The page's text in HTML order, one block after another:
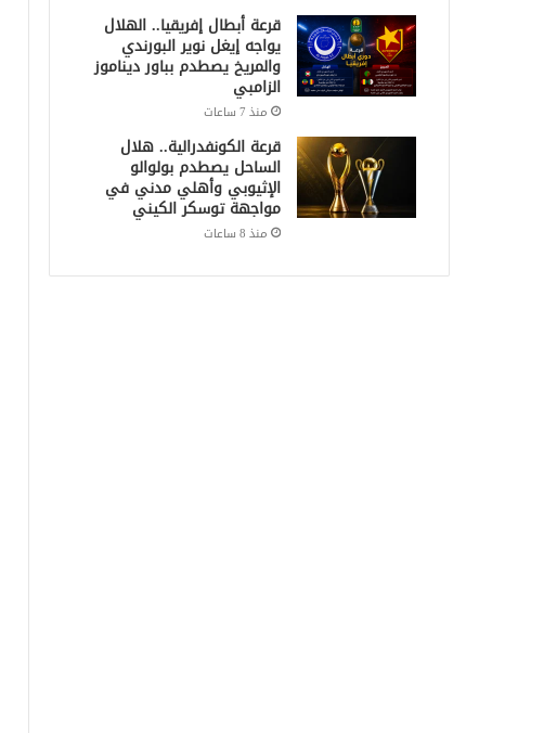
قرعة أبطال إفريقيا.. الهلال
يواجه إيغل نوير البورندي
والمريخ يصطدم بباور ديناموز
الزامبي
منذ 7 ساعات
قرعة الكونفدرالية.. هلال
الساحل يصطدم بولوالو
الإثيوبي وأهلي مدني في
مواجهة توسكر الكيني
منذ 8 ساعات